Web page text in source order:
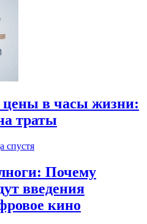
цены в часы жизни:
траты
спустя
Почему
введения
кино